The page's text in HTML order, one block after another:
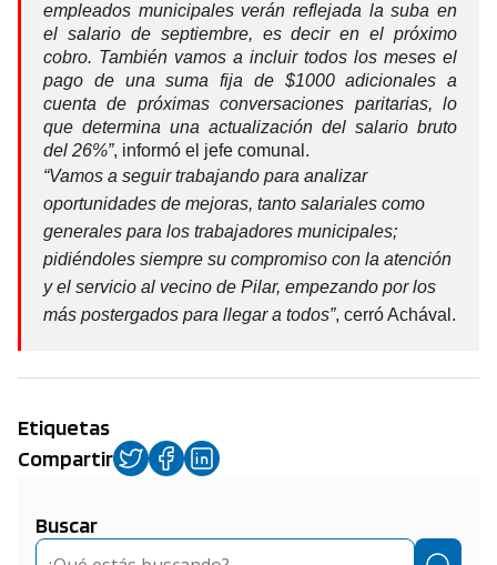
empleados municipales verán reflejada la suba en
el salario de septiembre, es decir en el próximo
cobro. También vamos a incluir todos los meses el
pago de una suma fija de $1000 adicionales a
cuenta de próximas conversaciones paritarias, lo
que determina una actualización del salario bruto
del 26%”, informó el jefe comunal.
“Vamos a seguir trabajando para analizar
oportunidades de mejoras, tanto salariales como
generales para los trabajadores municipales;
pidiéndoles siempre su compromiso con la atención
y el servicio al vecino de Pilar, empezando por los
más postergados para llegar a todos”, cerró Achával.
Etiquetas
Compartir
Buscar
Buscar